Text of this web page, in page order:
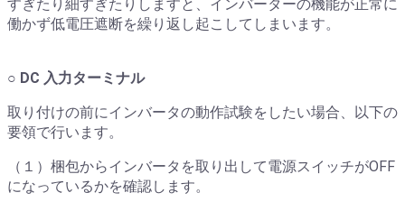
すぎたり細すぎたりしますと、インバーターの機能が正常に
働かず低電圧遮断を繰り返し起こしてしまいます。
○ DC 入力ターミナル
取り付けの前にインバータの動作試験をしたい場合、以下の
要領で行います。
（１）梱包からインバータを取り出して電源スイッチがOFF
になっているかを確認します。